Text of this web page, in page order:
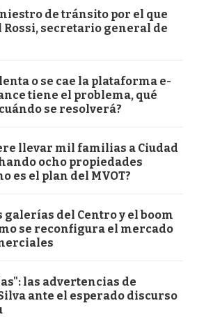
de tránsito por el que
secretario general de
o se cae la plataforma e-
tiene el problema, qué
se resolverá?
llevar mil familias a Ciudad
ocho propiedades
es el plan del MVOT?
galerías del Centro y el boom
se reconfigura el mercado
las advertencias de
ante el esperado discurso